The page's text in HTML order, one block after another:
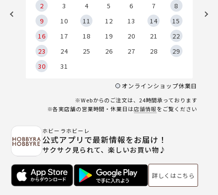
2
3 4 5 6 7
8
9
10 11 12 13 14
15
16
17 18 19 20 21
22
23
24 25 26 27 28
29
30
31
オンラインショップ休業日
※Webからのご注文は、24時間承っております
※各実店舗の営業時間・休業日は店舗情報をご覧ください
ホビーラホビーレ
公式アプリで最新情報をお届け！
サクサク見られて、楽しいお買い物♪
詳しくはこちら